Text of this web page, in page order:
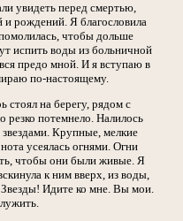
увидеть перед смертью,
и рождений. Я благословила
чтобы дольше
испить воды из больничной
предо мной. И я вступаю в
по-настоящему.
стоял на берегу, рядом с
резко потемнело. Налилось
Крупные, мелкие
усеялась огнями. Огни
чтобы они были живые. Я
к ним вверх, из воды,
Идите ко мне. Вы мои.